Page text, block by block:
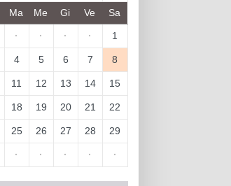
Ma Me Gi Ve Sa
· · · · 1
4 5 6 7 8
11 12 13 14 15
18 19 20 21 22
25 26 27 28 29
· · · · ·